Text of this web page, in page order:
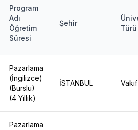
Program
Adı
Öğretim
Süresi
Şehir
Türü
Pazarlama
(İngilizce)
(Burslu)
(4 Yıllık)
İSTANBUL Vakıf
Pazarlama